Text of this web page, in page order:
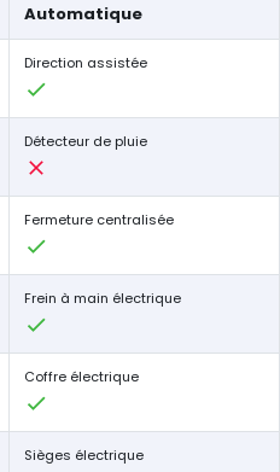
Automatique
Direction assistée
Détecteur de pluie
Fermeture centralisée
Frein à main électrique
Coffre électrique
Sièges électrique